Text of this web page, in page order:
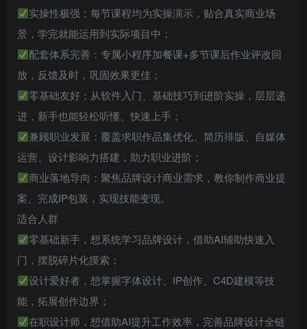
实操性极强：每节课程均为实操演示，贴合真实商业场
景，学完就能运用到实际项目中；
配套体系完善：专属小程序加餐课+多节课后作业评改回
放，反馈及时，巩固效果更佳；
零基础友好：从软件入门、基础技巧到进阶实操，层层递
进，新手也能轻松听懂、快速上手；
兼顾职业发展：覆盖求职作品集优化、简历排版、自媒体
运营、设计影响力搭建，助力职业进阶；
商业落地导向：聚焦品牌设计商业需求，教你制作商业提
案、完成IP包装，实现技能变现。
适合人群
零基础新手，想系统学习品牌设计，借助AI辅助快速入
门，摆脱碎片化摸索；
设计爱好者，想掌握字体设计、IP创作、C4D建模等技
能，拓展创作边界；
在职设计师，想借助AI提升工作效率，完善品牌设计全链